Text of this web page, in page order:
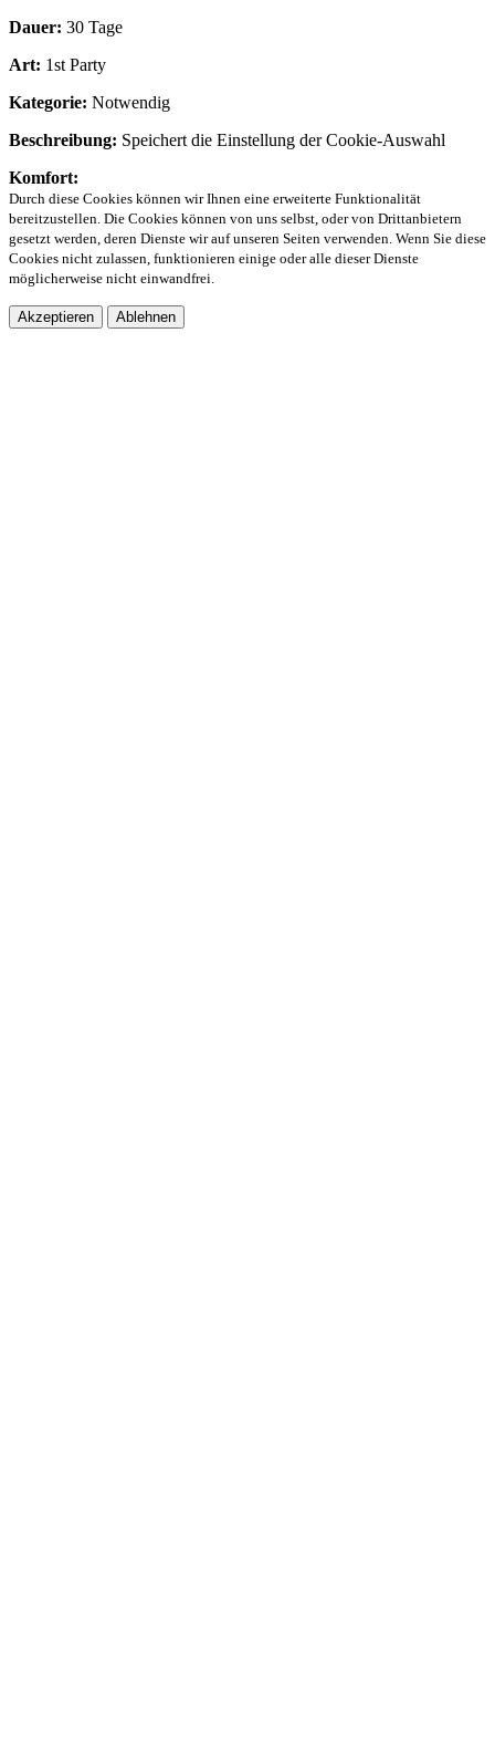
Dauer: 30 Tage
Art: 1st Party
Kategorie: Notwendig
Beschreibung: Speichert die Einstellung der Cookie-Auswahl
Komfort:
Durch diese Cookies können wir Ihnen eine erweiterte Funktionalität
bereitzustellen. Die Cookies können von uns selbst, oder von Drittanbietern
gesetzt werden, deren Dienste wir auf unseren Seiten verwenden. Wenn Sie diese
Cookies nicht zulassen, funktionieren einige oder alle dieser Dienste
möglicherweise nicht einwandfrei.
Akzeptieren Ablehnen